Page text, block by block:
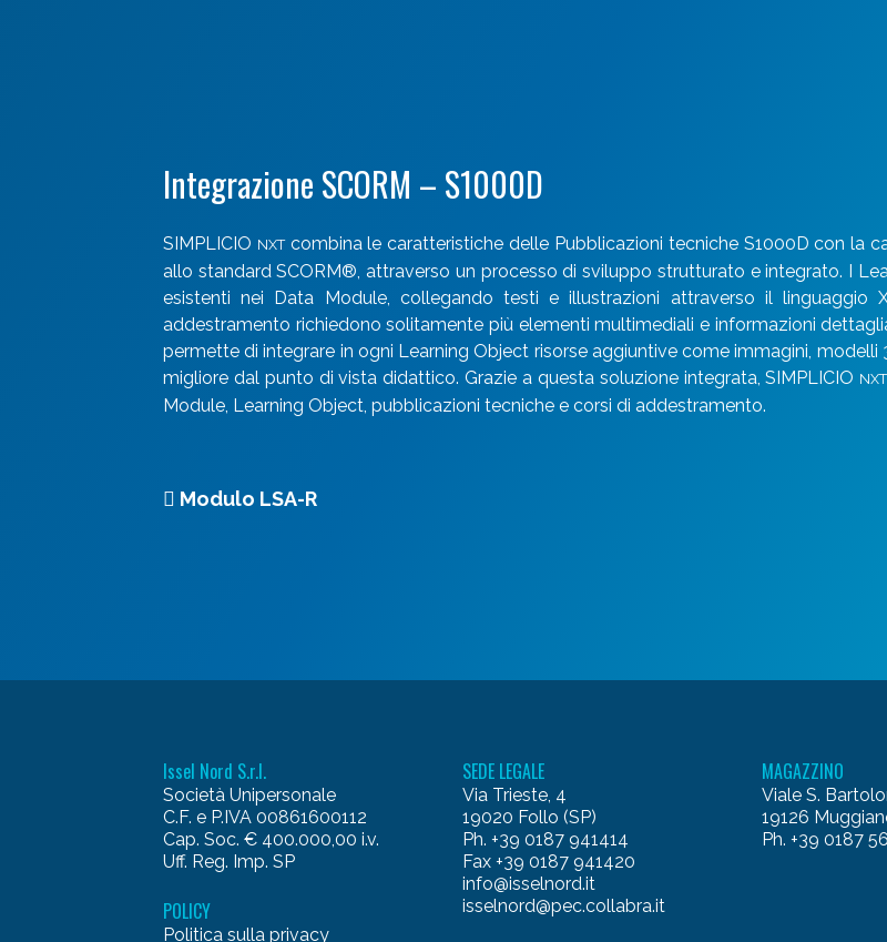
Integrazione SCORM – S1000D
SIMPLICIO NXTcombina le caratteristiche delle Pubblicazioni tecniche S1000D con la
allo standard SCORM®, attraverso un processo di sviluppo strutturato e integrato. I
esistenti nei Data Module, collegando testi e illustrazioni attraverso il
addestramento richiedono solitamente più elementi multimediali e informazioni
permette di integrare in ogni Learning Object risorse aggiuntive come immagini,
migliore dal punto di vista didattico. Grazie a questa soluzione integrata, SIMPLICIO NXT
Module, Learning Object, pubblicazioni tecniche e corsi di addestramento.
Modulo LSA-R
Issel Nord S.r.l.
Società Unipersonale
C.F. e P.IVA 00861600112
Cap. Soc. € 400.000,00 i.v.
Uff. Reg. Imp. SP
POLICY
Politica sulla privacy
SEDE LEGALE
Via Trieste, 4
19020 Follo (SP)
Ph. +39 0187 941414
Fax +39 0187 941420
info@isselnord.it
isselnord@pec.collabra.it
MAGAZZINO
Viale S.
19126
Ph. +39 0187